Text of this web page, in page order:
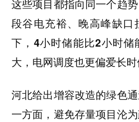
这些项目都指向同一个趋
段谷电充裕、晚高峰缺口
下，4小时储能比2小时储
大，电网调度也更偏爱长时
河北给出增容改造的绿色通
一方面，避免存量项目沦